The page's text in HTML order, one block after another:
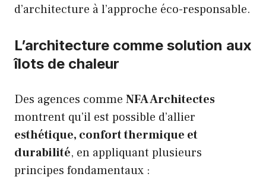
d’architecture à l’approche éco-responsable.
L’architecture comme solution aux
îlots de chaleur
Des agences comme NFA Architectes
montrent qu’il est possible d’allier
esthétique, confort thermique et
durabilité, en appliquant plusieurs
principes fondamentaux :